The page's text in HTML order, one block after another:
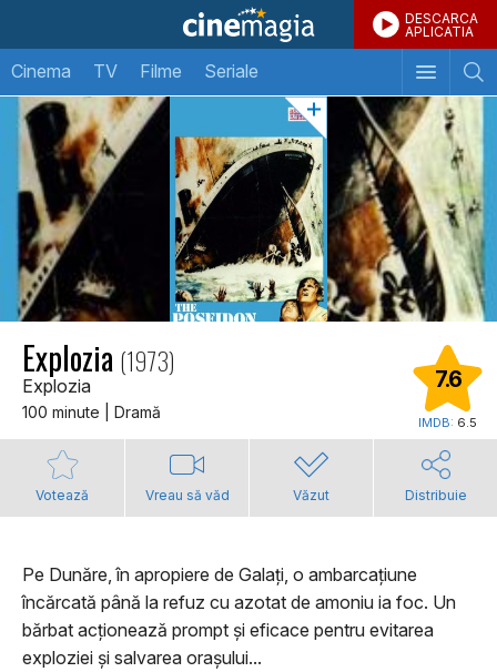
DESCARCA
APLICATIA
Cinema TV Filme Seriale
Explozia (1973)
Explozia
100 minute | Dramă
7.6
IMDB: 6.5
Votează Vreau să văd Văzut Distribuie
Pe Dunăre, în apropiere de Galaţi, o ambarcaţiune
încărcată până la refuz cu azotat de amoniu ia foc. Un
bărbat acţionează prompt şi eficace pentru evitarea
exploziei şi salvarea oraşului...